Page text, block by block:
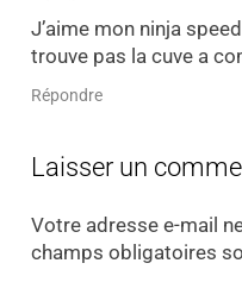
J’aime mon ninja
trouve pas la cuve a
Répondre
Laisser un
Votre adresse e-mail
champs obligatoires